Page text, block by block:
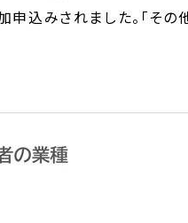
申込みされました。「その